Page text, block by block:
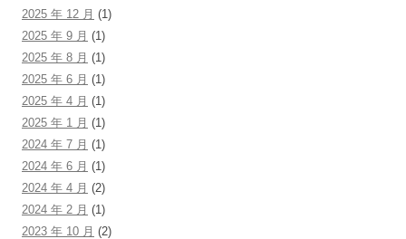
2025 年 12 月 (1)
2025 年 9 月 (1)
2025 年 8 月 (1)
2025 年 6 月 (1)
2025 年 4 月 (1)
2025 年 1 月 (1)
2024 年 7 月 (1)
2024 年 6 月 (1)
2024 年 4 月 (2)
2024 年 2 月 (1)
2023 年 10 月 (2)